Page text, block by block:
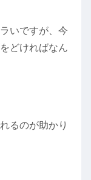
いですが、今
どければなん
るのが助かり